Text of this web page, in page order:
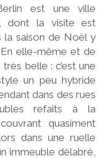
est une ville
dont la visite est
la saison de Noël y
elle-même et de
belle : c’est une
un peu hybride
dans des rues
refaits à la
quasiment
dans une ruelle
immeuble délabré,